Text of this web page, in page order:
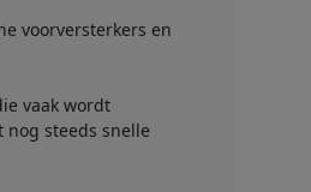
voorversterkers en
vaak wordt
steeds snelle